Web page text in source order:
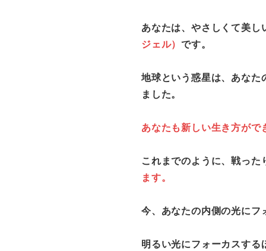
あなたは、やさしくて美
ジェル）です。
地球という惑星は、あな
ました。
あなたも新しい生き方が
これまでのように、戦っ
ます。
今、あなたの内側の光にフ
明るい光にフォーカスする